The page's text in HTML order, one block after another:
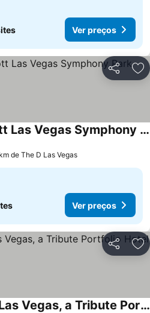
Ver preços
Partilhar
AC Hotels by Marriott Las Vegas Symphony Park
de The D Las Vegas
Ver preços
Partilhar
The ENGLiSH Hotel, Las Vegas, a Tribute Portfolio Hotel